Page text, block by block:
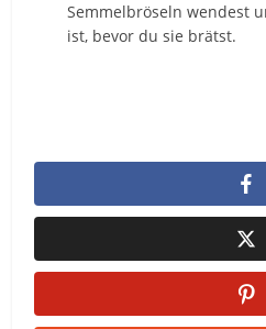
Semmelbröseln wendest
ist, bevor du sie brätst.